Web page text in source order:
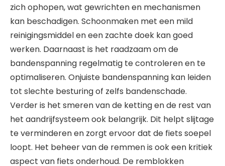
zich ophopen, wat gewrichten en mechanismen
kan beschadigen. Schoonmaken met een mild
reinigingsmiddel en een zachte doek kan goed
werken. Daarnaast is het raadzaam om de
bandenspanning regelmatig te controleren en te
optimaliseren. Onjuiste bandenspanning kan leiden
tot slechte besturing of zelfs bandenschade.
Verder is het smeren van de ketting en de rest van
het aandrijfsysteem ook belangrijk. Dit helpt slijtage
te verminderen en zorgt ervoor dat de fiets soepel
loopt. Het beheer van de remmen is ook een kritiek
aspect van fiets onderhoud. De remblokken